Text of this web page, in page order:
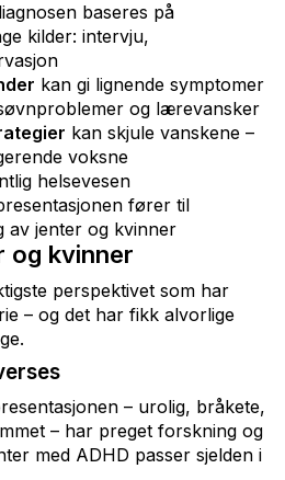
baseres på
kilder: intervju,
kan gi lignende symptomer
og lærevansker
kan skjule vanskene –
voksne
helsevesen
fører til
av jenter og kvinner
og kvinner
perspektivet som har
– og det har fikk alvorlige
– urolig, bråkete,
– har preget forskning og
med ADHD passer sjelden i